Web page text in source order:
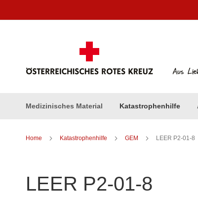
zum
Medizinisches Material Katastrophenhilfe
Home Katastrophenhilfe GEM LEER P2-01-8
LEER P2-01-8